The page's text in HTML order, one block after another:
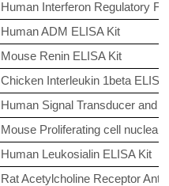
Human Interferon Regulatory
Human ADM ELISA Kit
Mouse Renin ELISA Kit
Chicken Interleukin 1beta
Human Signal Transducer and
Mouse Proliferating cell nuclear
Human Leukosialin ELISA Kit
Rat Acetylcholine Receptor